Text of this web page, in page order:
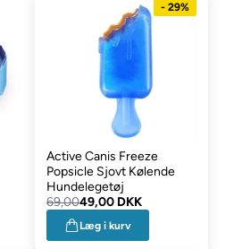
- 29%
Active Canis Freeze
Popsicle Sjovt Kølende
Hundelegetøj
69,0049,00 DKK
Læg i kurv